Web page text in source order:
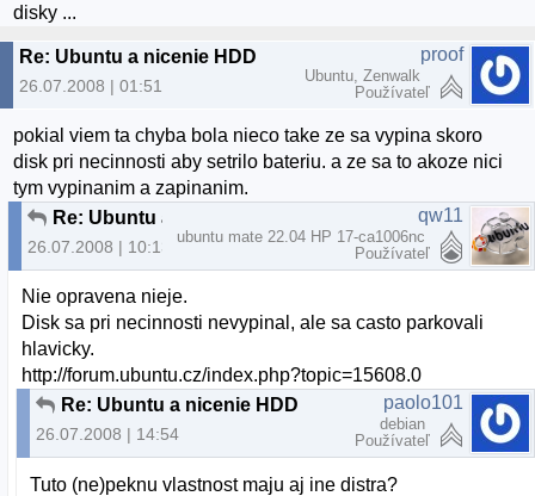
disky ...
Re: Ubuntu a nicenie HDD
26.07.2008 | 01:51
proof
Ubuntu, Zenwalk
Používateľ
pokial viem ta chyba bola nieco take ze sa vypina skoro
disk pri necinnosti aby setrilo bateriu. a ze sa to akoze nici
tym vypinanim a zapinanim.
Re: Ubuntu a nicenie HDD
26.07.2008 | 10:13
qw11
ubuntu mate 22.04 HP 17-ca1006nc
Používateľ
Nie opravena nieje.
Disk sa pri necinnosti nevypinal, ale sa casto parkovali
hlavicky.
http://forum.ubuntu.cz/index.php?topic=15608.0
Re: Ubuntu a nicenie HDD
26.07.2008 | 14:54
paolo101
debian
Používateľ
Tuto (ne)peknu vlastnost maju aj ine distra?